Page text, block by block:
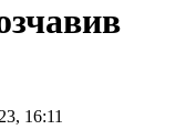
16:11